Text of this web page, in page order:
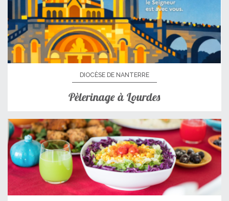
DIOCÈSE DE NANTERRE
Pèlerinage à Lourdes